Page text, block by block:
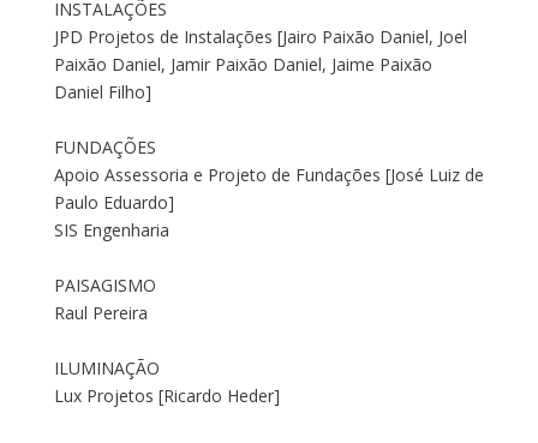
INSTALAÇÕES
JPD Projetos de Instalações [Jairo Paixão Daniel, Joel
Paixão Daniel, Jamir Paixão Daniel, Jaime Paixão
Daniel Filho]
FUNDAÇÕES
Apoio Assessoria e Projeto de Fundações [José Luiz de
Paulo Eduardo]
SIS Engenharia
PAISAGISMO
Raul Pereira
ILUMINAÇÃO
Lux Projetos [Ricardo Heder]